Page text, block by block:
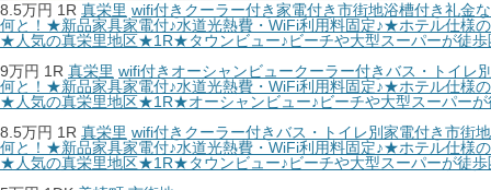
8.5万円 1R 真栄里 wifi付き クーラー付き家電付き市街地浴槽付き礼金
何と！★新品家具家電付♪水道光熱費・WiFi利用料固定♪★ホテル仕様
★人気の真栄里地区★1R★タウンビュー♪ビーチや大型スーパーが徒歩
9万円 1R 真栄里 wifi付き オーシャンビュークーラー付きバス・トイレ
何と！★新品家具家電付♪水道光熱費・WiFi利用料固定♪★ホテル仕様
★人気の真栄里地区★1R★オーシャンビュー♪ビーチや大型スーパーが
8.5万円 1R 真栄里 wifi付き クーラー付きバス・トイレ別家電付き市街地
何と！★新品家具家電付♪水道光熱費・WiFi利用料固定♪★ホテル仕様
★人気の真栄里地区★1R★タウンビュー♪ビーチや大型スーパーが徒歩